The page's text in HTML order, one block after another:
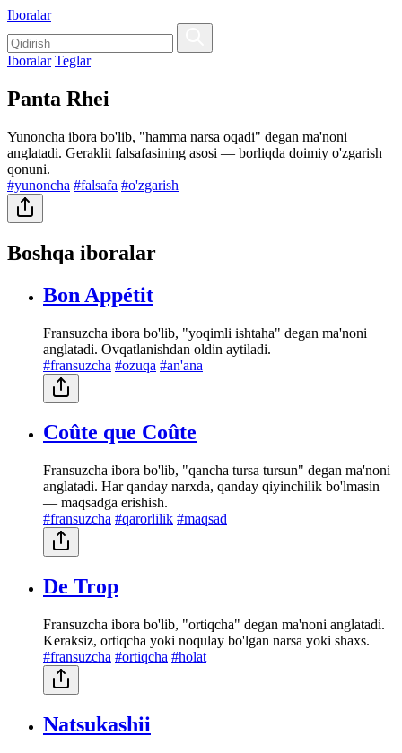
Iboralar
Iboralar Teglar
Panta Rhei
Yunoncha ibora bo'lib, "hamma narsa oqadi" degan ma'noni
anglatadi. Geraklit falsafasining asosi — borliqda doimiy o'zgarish
qonuni.
#yunoncha #falsafa #o'zgarish
Boshqa iboralar
Bon Appétit
Fransuzcha ibora bo'lib, "yoqimli ishtaha" degan ma'noni
anglatadi. Ovqatlanishdan oldin aytiladi.
#fransuzcha #ozuqa #an'ana
Coûte que Coûte
Fransuzcha ibora bo'lib, "qancha tursa tursun" degan ma'noni
anglatadi. Har qanday narxda, qanday qiyinchilik bo'lmasin
— maqsadga erishish.
#fransuzcha #qarorlilik #maqsad
De Trop
Fransuzcha ibora bo'lib, "ortiqcha" degan ma'noni anglatadi.
Keraksiz, ortiqcha yoki noqulay bo'lgan narsa yoki shaxs.
#fransuzcha #ortiqcha #holat
Natsukashii